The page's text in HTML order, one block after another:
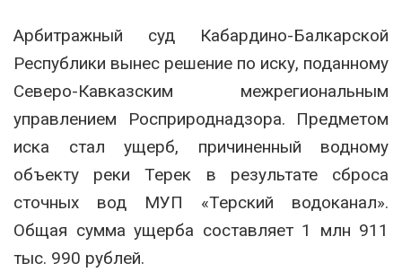
Арбитражный суд Кабардино-Балкарской
Республики вынес решение по иску, поданному
Северо-Кавказским межрегиональным
управлением Росприроднадзора. Предметом
иска стал ущерб, причиненный водному
объекту реки Терек в результате сброса
сточных вод МУП «Терский водоканал».
Общая сумма ущерба составляет 1 млн 911
тыс. 990 рублей.